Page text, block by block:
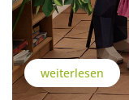
weiterlesen